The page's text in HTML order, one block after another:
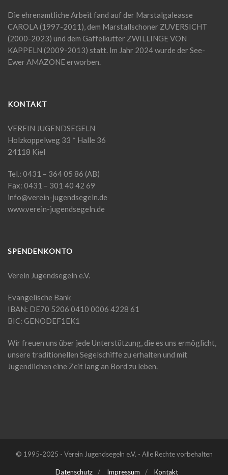
Die ehrenamtliche Arbeit fand auf der Marstalgaleasse
CAROLA (1997-2011), dem Marstallschoner ZUVERSICHT
(2000-2023) und dem Gaffelkutter ZWILLINGE VON
KAPPELN (2009-2013) statt. Im Jahr 2024 wurde der See-
Ewer AMAZONE erworben.
KONTAKT
VEREIN JUGENDSEGELN
Holzkoppelweg 33 * Halle 36
24118 Kiel
Tel.: 0431 – 364 05 86 (AB)
Fax: 0431 – 301 40 42 69
info@verein-jugendsegeln.de
www.verein-jugendsegeln.de
SPENDENKONTO
Verein Jugendsegeln e.V.
Evangelische Bank
IBAN: DE70 5206 0410 0006 4228 61
BIC: GENODEF1EK1
Wir freuen uns über jede Unterstützung, die es uns ermöglicht,
unsere traditionellen Segelschiffe zu erhalten und mit
Jugendlichen eine Zeit lang an Bord zu leben.
© 1995-2025 - Verein Jugendsegeln e.V. - Alle Rechte vorbehalten
Datenschutz Impressum Kontakt